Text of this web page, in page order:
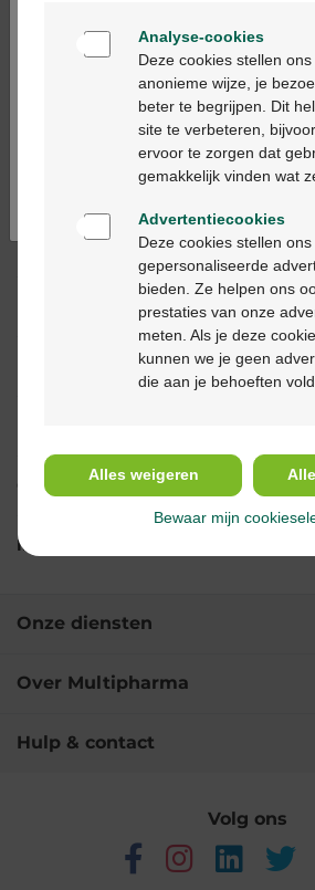
werkdag geleverd
levering in je Multipharma
levering thuis vanaf €55
betalen
Klantendienstvia chat of
Productbeschrijving
Eigenschappen
Gebruik
Ingrediënten
Onze diensten
Over Multipharma
Hulp & contact
Volg ons
Bienvenue
Ga verder in het
Continuez en
Analyse-cookies
Deze cookies stellen
anonieme wijze, je
beter te begrijpen. Dit
site te verbeteren,
ervoor te zorgen dat
gemakkelijk vinden wat
Advertentiecookies
Deze cookies stellen
gepersonaliseerde
bieden. Ze helpen ons
prestaties van onze
meten. Als je deze
kunnen we je geen
die aan je behoeften
Alles weigeren
Bewaar mijn